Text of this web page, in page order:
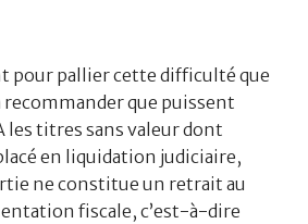
pour pallier cette difficulté que
recommander que puissent
les titres sans valeur dont
en liquidation judiciaire,
ne constitue un retrait au
fiscale, c’est-à-dire